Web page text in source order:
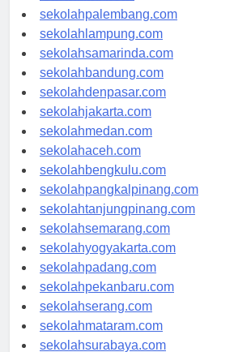
sekolahriau.com
sekolahpalembang.com
sekolahlampung.com
sekolahsamarinda.com
sekolahbandung.com
sekolahdenpasar.com
sekolahjakarta.com
sekolahmedan.com
sekolahaceh.com
sekolahbengkulu.com
sekolahpangkalpinang.com
sekolahtanjungpinang.com
sekolahsemarang.com
sekolahyogyakarta.com
sekolahpadang.com
sekolahpekanbaru.com
sekolahserang.com
sekolahmataram.com